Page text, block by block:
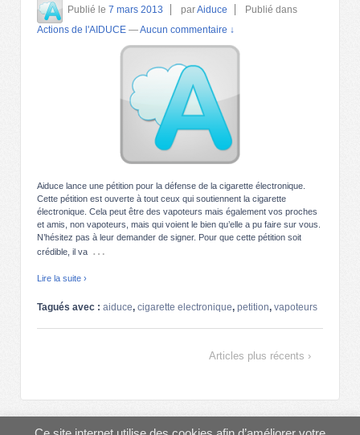
Publié le 7 mars 2013 parAiduce
Publié dans
Actions de l'AIDUCE —Aucun commentaire ↓
Aiduce lance une pétition pour la défense de la cigarette électronique.
Cette pétition est ouverte à tout ceux qui soutiennent la cigarette
électronique. Cela peut être des vapoteurs mais également vos proches
et amis, non vapoteurs, mais qui voient le bien qu’elle a pu faire sur vous.
N’hésitez pas à leur demander de signer. Pour que cette pétition soit
crédible, il va …
Lire la suite ›
Tagués avec : aiduce, cigarette electronique, petition, vapoteurs
Articles plus récents ›